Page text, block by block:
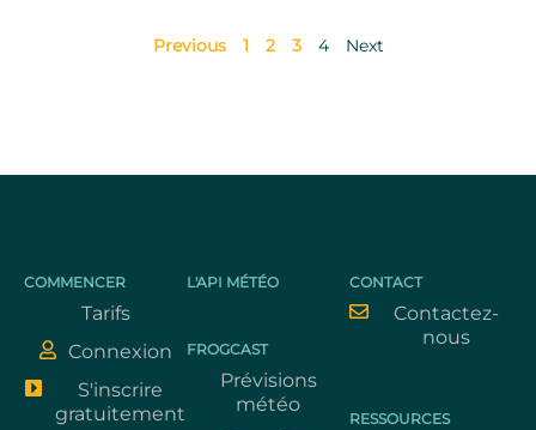
Previous 1 2 3 4 Next
COMMENCER
Tarifs
Connexion
S'inscrire
gratuitement
L'API MÉTÉO
FROGCAST
Prévisions
météo
CONTACT
Contactez-
nous
RESSOURCES